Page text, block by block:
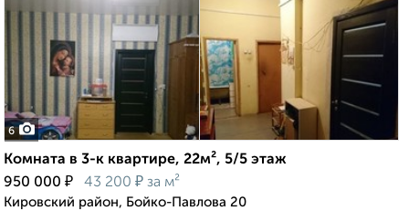
6
Комната в 3-к квартире, 22м², 5/5 этаж
950 000 ₽ 43 200 ₽ за м²
Кировский район, Бойко-Павлова 20